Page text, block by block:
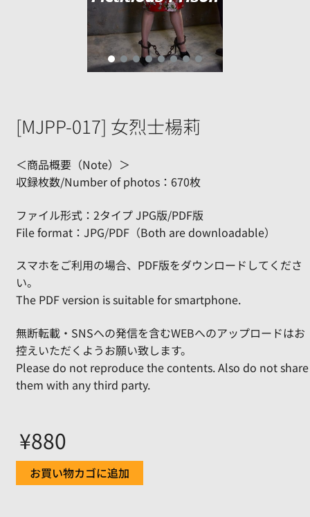
[MJPP-017] 女烈士楊莉
＜商品概要（Note）＞
収録枚数/Number of photos：670枚
ファイル形式：2タイプ JPG版/PDF版
File format：JPG/PDF（Both are downloadable）
スマホをご利用の場合、PDF版をダウンロードしてくださ
い。
The PDF version is suitable for smartphone.
無断転載・SNSへの発信を含むWEBへのアップロードはお
控えいただくようお願い致します。
Please do not reproduce the contents. Also do not share
them with any third party.
¥880
お買い物カゴに追加